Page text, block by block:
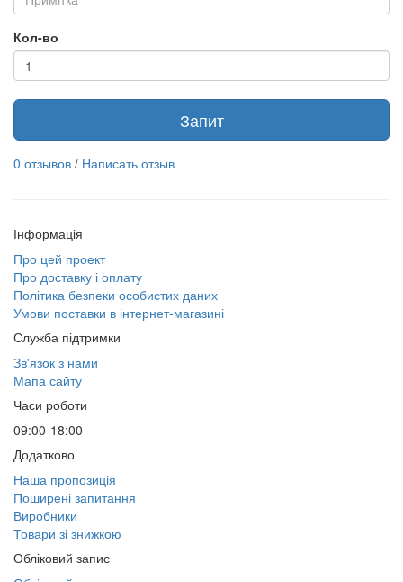
Кол-во
Запит
0 отзывов / Написать отзыв
Інформація
Про цей проект
Про доставку і оплату
Політика безпеки особистих даних
Умови поставки в інтернет-магазині
Служба підтримки
Зв'язок з нами
Мапа сайту
Часи роботи
09:00-18:00
Додатково
Наша пропозиція
Поширені запитання
Виробники
Товари зі знижкою
Обліковий запис